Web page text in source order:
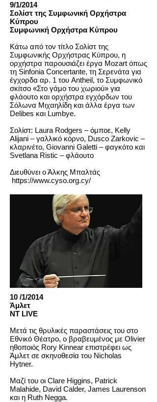
9/1/2014
Σολίστ της Συμφωνική Ορχήστρα
Κύπρου
Συμφωνική Ορχήστρα Κύπρου
Κάτω από τον τίτλο Σολίστ της
Συμφωνικής Ορχήστρας Κύπρου, η
ορχήστρα παρουσιάζει έργα Mozart όπως
τη Sinfonia Concertante, τη Σερενάτα για
έγχορδα αρ. 1 του Antheil, το Συμφωνικό
σκίτσο «Στο γάμο του χωριού» για
φλάουτο και ορχήστρα εγχόρδων του
Σόλωνα Μιχαηλίδη και άλλα έργα των
Delibes και Lumbye.
Σολίστ: Laura Rodgers – όμποε, Kelly
Alijani – γαλλικό κόρνο, Dusco Zarkovic –
κλαρινέτο, Giovanni Galetti – φαγκότο και
Svetlana Ristic – φλάουτο
Διευθύνει ο Άλκης Μπαλτάς
https://www.cyso.org.cy/
10 /1/2014
Άμλετ
NT LIVE
Μετά τις θρυλικές παραστάσεις του στο
Εθνικό Θέατρο, ο βραβευμένος με Olivier
ηθοποιός Rory Kinnear επιστρέφει ως
Άμλετ σε σκηνοθεσία του Nicholas
Hytner.
Μαζί του οι Clare Higgins, Patrick
Malahide, David Calder, James Laurenson
και η Ruth Negga.